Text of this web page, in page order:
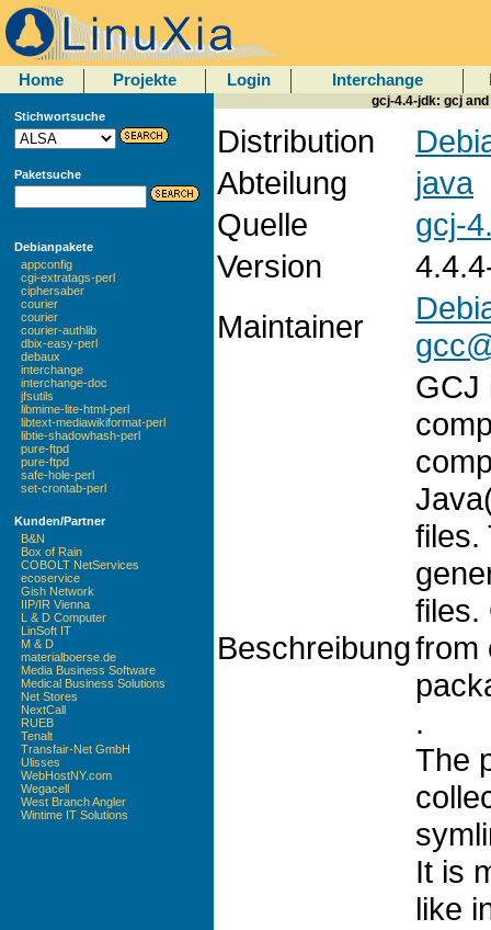
Home Projekte Login Interchange
Stichwortsuche
Paketsuche
Debianpakete
appconfig
cgi-extratags-perl
ciphersaber
courier
courier
courier-authlib
dbix-easy-perl
debaux
interchange
interchange-doc
jfsutils
libmime-lite-html-perl
libtext-mediawikiformat-perl
libtie-shadowhash-perl
pure-ftpd
pure-ftpd
safe-hole-perl
set-crontab-perl
Kunden/Partner
B&N
Box of Rain
COBOLT NetServices
ecoservice
Gish Network
IIP/IR Vienna
L & D Computer
LinSoft IT
M & D
materialboerse.de
Media Business Software
Medical Business Solutions
Net Stores
NextCall
RUEB
Tenalt
Transfair-Net GmbH
Ulisses
WebHostNY.com
Wegacell
West Branch Angler
Wintime IT Solutions
gcj-4.4-jdk: gcj
Distribution
Abteilung
java
Quelle
gcj-
Version
Maintainer
Beschreibung
GCJ
files.
files.
from
.
The
It is
like